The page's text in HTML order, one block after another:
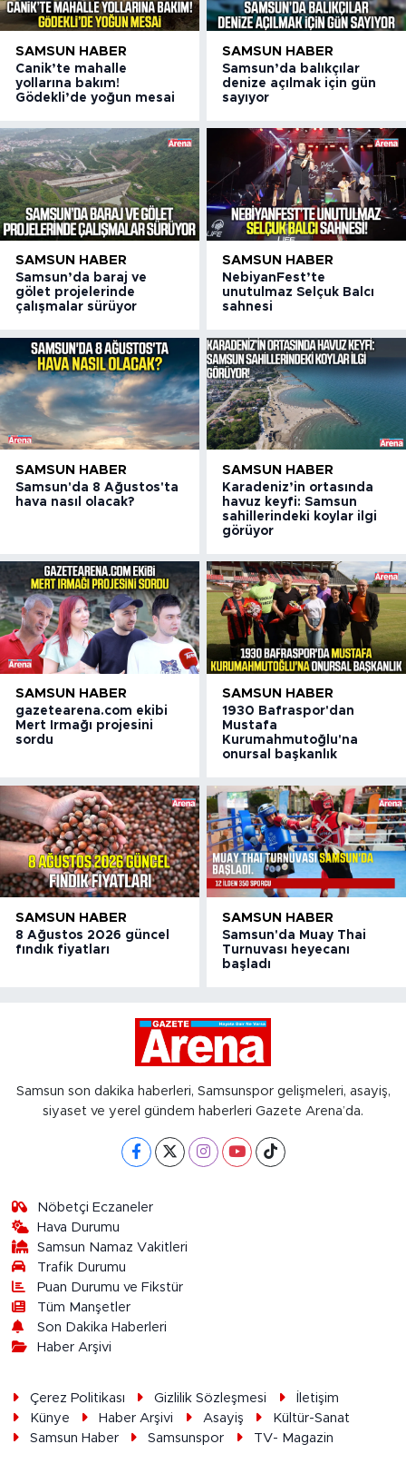
SAMSUN HABER
Canik’te mahalle
yollarına bakım!
Gödekli’de yoğun mesai
SAMSUN HABER
Samsun’da balıkçılar
denize açılmak için gün
sayıyor
SAMSUN HABER
Samsun’da baraj ve
gölet projelerinde
çalışmalar sürüyor
SAMSUN HABER
NebiyanFest’te
unutulmaz Selçuk Balcı
sahnesi
SAMSUN HABER
Samsun'da 8 Ağustos'ta
hava nasıl olacak?
SAMSUN HABER
Karadeniz’in ortasında
havuz keyfi: Samsun
sahillerindeki koylar ilgi
görüyor
SAMSUN HABER
gazetearena.com ekibi
Mert Irmağı projesini
sordu
SAMSUN HABER
1930 Bafraspor'dan
Mustafa
Kurumahmutoğlu'na
onursal başkanlık
SAMSUN HABER
8 Ağustos 2026 güncel
fındık fiyatları
SAMSUN HABER
Samsun'da Muay Thai
Turnuvası heyecanı
başladı
Samsun son dakika haberleri, Samsunspor gelişmeleri, asayiş,
siyaset ve yerel gündem haberleri Gazete Arena’da.
Nöbetçi Eczaneler
Hava Durumu
Samsun Namaz Vakitleri
Trafik Durumu
Puan Durumu ve Fikstür
Tüm Manşetler
Son Dakika Haberleri
Haber Arşivi
Çerez Politikası Gizlilik Sözleşmesi
İletişim
Künye
Haber Arşivi Asayiş
Kültür-Sanat
Samsun Haber
Samsunspor TV- Magazin